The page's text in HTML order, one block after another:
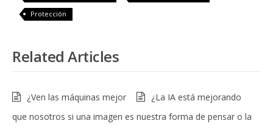
Protección
Related Articles
¿Ven las máquinas mejor
que nosotros si una imagen es
¿La IA está mejorando
nuestra forma de pensar o la